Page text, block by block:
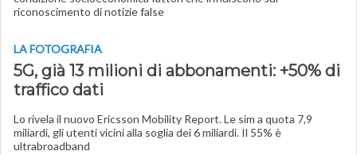
riconoscimento di notizie false
LA FOTOGRAFIA
5G, già 13 milioni di abbonamenti: +50% di
traffico dati
Lo rivela il nuovo Ericsson Mobility Report. Le sim a quota 7,9
miliardi, gli utenti vicini alla soglia dei 6 miliardi. Il 55% è
ultrabroadband